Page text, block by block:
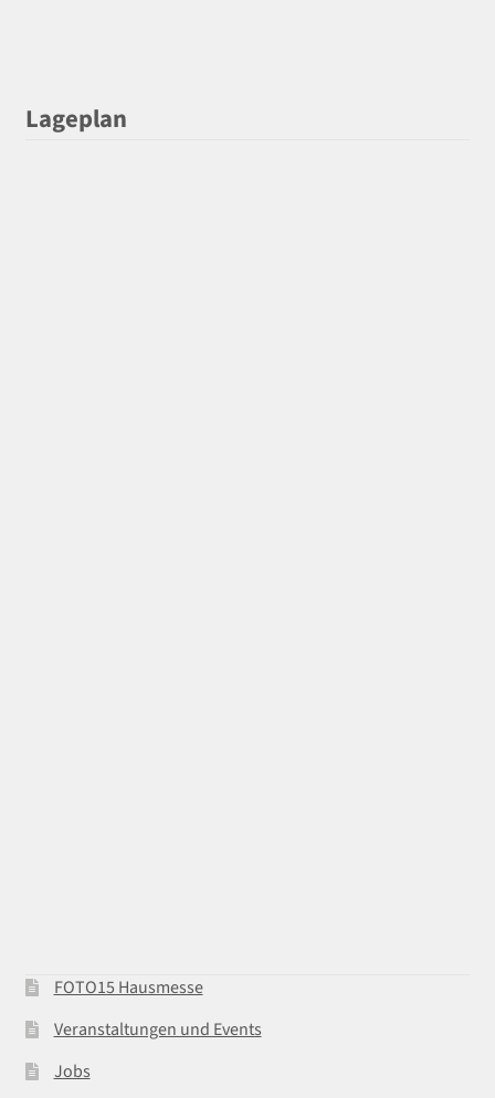
Lageplan
FOTO15 Hausmesse
Veranstaltungen und Events
Jobs